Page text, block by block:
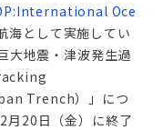
Oce
海として実施してい
大地震・津波発生過
Trench）」につ
月20日（金）に終了